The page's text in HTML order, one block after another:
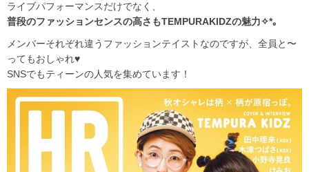
ライブパフォーマンスだけでなく、
普段のファッションセンスの高さもTEMPURAKIDZの魅力✧*｡
メンバーそれぞれ違うファッションテイストなのですが、全員と〜
ってもおしゃれ♥
SNSでもティーンの人気を集めています！